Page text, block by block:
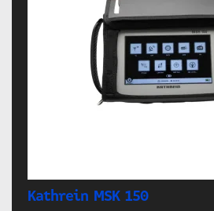
Kathrein MSK 150